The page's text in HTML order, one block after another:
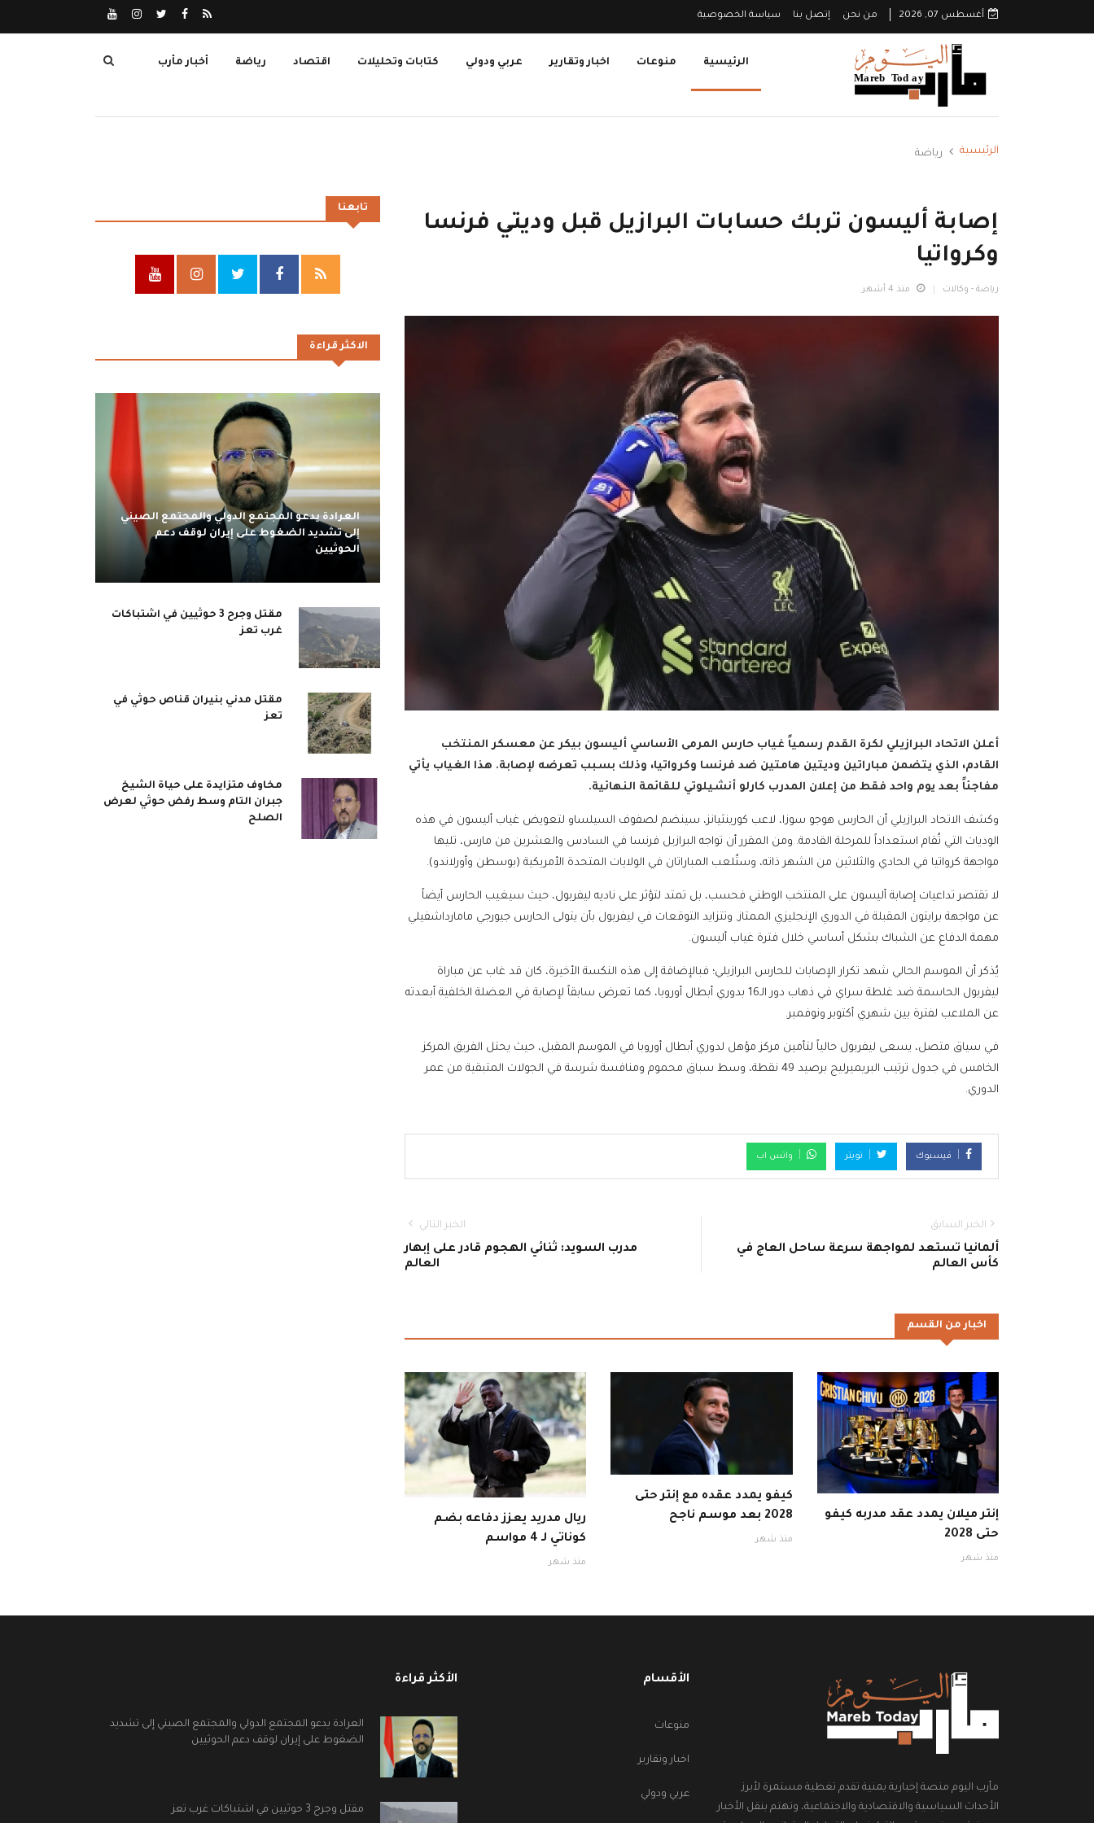
أغسطس 07, 2026 من نحن إتصل بنا سياسة الخصوصية
الرئيسية منوعات اخبار وتقارير عربي ودولي كتابات وتحليلات اقتصاد رياضة أخبار مأرب
الرئيسية رياضة
إصابة أليسون تربك حسابات البرازيل قبل وديتي فرنسا
وكرواتيا
رياضة - وكالات منذ 4 أشهر
أعلن الاتحاد البرازيلي لكرة القدم رسمياً غياب حارس المرمى الأساسي أليسون بيكر عن معسكر المنتخب
القادم، الذي يتضمن مباراتين وديتين هامتين ضد فرنسا وكرواتيا، وذلك بسبب تعرضه لإصابة. هذا الغياب يأتي
مفاجئاً بعد يوم واحد فقط من إعلان المدرب كارلو أنشيلوتي للقائمة النهائية.
وكشف الاتحاد البرازيلي أن الحارس هوجو سوزا، لاعب كورينثيانز، سينضم لصفوف السيلساو لتعويض غياب أليسون في هذه
الوديات التي تُقام استعداداً للمرحلة القادمة. ومن المقرر أن تواجه البرازيل فرنسا في السادس والعشرين من مارس، تليها
مواجهة كرواتيا في الحادي والثلاثين من الشهر ذاته، وستُلعب المباراتان في الولايات المتحدة الأمريكية (بوسطن وأورلاندو).
لا تقتصر تداعيات إصابة أليسون على المنتخب الوطني فحسب، بل تمتد لتؤثر على ناديه ليفربول، حيث سيغيب الحارس أيضاً
عن مواجهة برايتون المقبلة في الدوري الإنجليزي الممتاز. وتتزايد التوقعات في ليفربول بأن يتولى الحارس جيورجي مامارداشفيلي
مهمة الدفاع عن الشباك بشكل أساسي خلال فترة غياب أليسون.
يُذكر أن الموسم الحالي شهد تكرار الإصابات للحارس البرازيلي؛ فبالإضافة إلى هذه النكسة الأخيرة، كان قد غاب عن مباراة
ليفربول الحاسمة ضد غلطة سراي في ذهاب دور الـ16 بدوري أبطال أوروبا، كما تعرض سابقاً لإصابة في العضلة الخلفية أبعدته
عن الملاعب لفترة بين شهري أكتوبر ونوفمبر.
في سياق متصل، يسعى ليفربول حالياً لتأمين مركز مؤهل لدوري أبطال أوروبا في الموسم المقبل، حيث يحتل الفريق المركز
الخامس في جدول ترتيب البريميرليج برصيد 49 نقطة، وسط سباق محموم ومنافسة شرسة في الجولات المتبقية من عمر
الدوري.
فيسبوك تويتر واتس اب
الخبر السابق
ألمانيا تستعد لمواجهة سرعة ساحل العاج في
كأس العالم
الخبر التالي
مدرب السويد: ثنائي الهجوم قادر على إبهار
العالم
اخبار من القسم
إنتر ميلان يمدد عقد مدربه كيفو
حتى 2028
منذ شهر
كيفو يمدد عقده مع إنتر حتى
2028 بعد موسم ناجح
منذ شهر
ريال مدريد يعزز دفاعه بضم
كوناتي لـ 4 مواسم
منذ شهر
تابعنا
الاكثر قراءة
العرادة يدعو المجتمع الدولي والمجتمع الصيني
إلى تشديد الضغوط على إيران لوقف دعم
الحوثيين
مقتل وجرح 3 حوثيين في اشتباكات
غرب تعز
مقتل مدني بنيران قناص حوثي في
تعز
مخاوف متزايدة على حياة الشيخ
جبران التام وسط رفض حوثي لعرض
الصلح
مأرب اليوم منصة إخبارية يمنية تقدم تغطية مستمرة لأبرز
الأحداث السياسية والاقتصادية والاجتماعية، وتهتم بنقل الأخبار
الأقسام
منوعات
اخبار وتقارير
عربي ودولي
الأكثر قراءة
العرادة يدعو المجتمع الدولي والمجتمع الصيني إلى تشديد
الضغوط على إيران لوقف دعم الحوثيين
مقتل وجرح 3 حوثيين في اشتباكات غرب تعز